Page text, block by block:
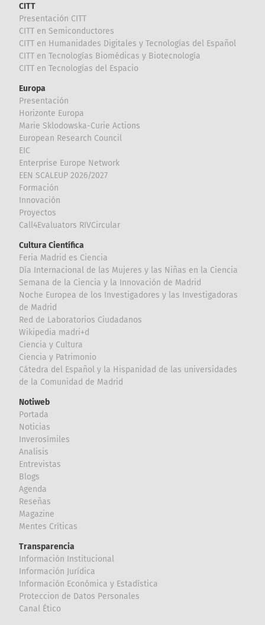
CITT
Presentación CITT
CITT en Semiconductores
CITT en Humanidades Digitales y Tecnologías del Español
CITT en Tecnologías Biomédicas y Biotecnología
CITT en Tecnologías del Espacio
Europa
Presentación
Horizonte Europa
Marie Sklodowska-Curie Actions
European Research Council
EIC
Enterprise Europe Network
EEN SCALEUP 2026/2027
Formación
Innovación
Proyectos
Call4Evaluators RIVCircular
Cultura Científica
Feria Madrid es Ciencia
Día Internacional de las Mujeres y las Niñas en la Ciencia
Semana de la Ciencia y la Innovación de Madrid
Noche Europea de los Investigadores y las Investigadoras
de Madrid
Red de Laboratorios Ciudadanos
Wikipedia madri+d
Ciencia y Cultura
Ciencia y Patrimonio
Cátedra del Español y la Hispanidad de las universidades
de la Comunidad de Madrid
Notiweb
Portada
Noticias
Inverosímiles
Analisis
Entrevistas
Blogs
Agenda
Reseñas
Magazine
Mentes Críticas
Transparencia
Información Institucional
Información Jurídica
Información Económica y Estadística
Proteccion de Datos Personales
Canal Ético